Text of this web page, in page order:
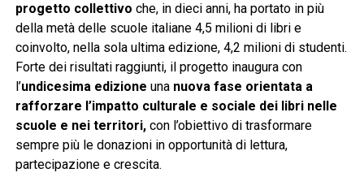
progetto collettivo che, in dieci anni, ha portato in più
della metà delle scuole italiane 4,5 milioni di libri e
coinvolto, nella sola ultima edizione, 4,2 milioni di studenti.
Forte dei risultati raggiunti, il progetto inaugura con
l’undicesima edizione una nuova fase orientata a
rafforzare l’impatto culturale e sociale dei libri nelle
scuole e nei territori,con l’obiettivo di trasformare
sempre più le donazioni in opportunità di lettura,
partecipazione e crescita.